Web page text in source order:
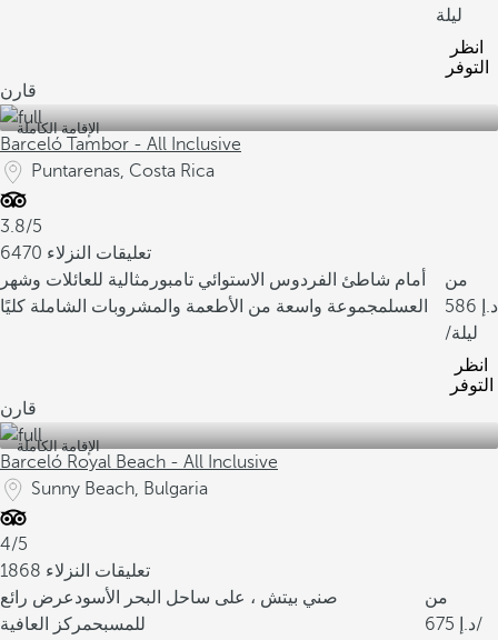
ليلة
انظر
التوفر
قارن
الإقامة الكاملة
Barceló Tambor - All Inclusive
Puntarenas, Costa Rica
3.8/5
6470 تعليقات النزلاء
أمام شاطئ الفردوس الاستوائي تامبور مثالية للعائلات وشهر
العسلمجموعة واسعة من الأطعمة والمشروبات الشاملة كليًا
من
586
/ليلة
انظر
التوفر
قارن
الإقامة الكاملة
Barceló Royal Beach - All Inclusive
Sunny Beach, Bulgaria
4/5
1868 تعليقات النزلاء
صني بيتش ، على ساحل البحر الأسودعرض رائع
للمسبحمركز العافية
من
675
/